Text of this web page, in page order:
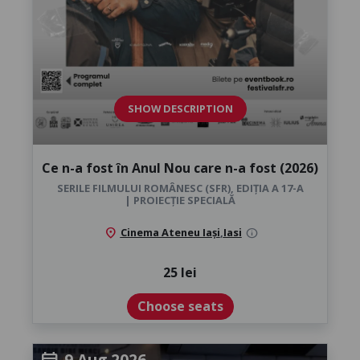
SHOW DESCRIPTION
Ce n-a fost în Anul Nou care n-a fost (2026)
SERILE FILMULUI ROMÂNESC (SFR), EDIȚIA A 17-A
| PROIECȚIE SPECIALĂ
location_on Cinema Ateneu Iași Iasi info
25 lei
Choose seats